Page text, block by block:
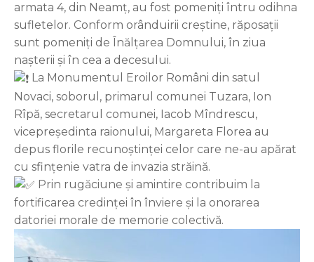
armata 4, din Neamț, au fost pomeniți întru odihna
sufletelor. Conform orânduirii creștine, răposații
sunt pomeniți de Înălțarea Domnului, în ziua
nașterii și în cea a decesului.
La Monumentul Eroilor Români din satul
Novaci, soborul, primarul comunei Tuzara, Ion
Rîpă, secretarul comunei, Iacob Mîndrescu,
vicepreședinta raionului, Margareta Florea au
depus florile recunoștinței celor care ne-au apărat
cu sfințenie vatra de invazia străină.
Prin rugăciune și amintire contribuim la
fortificarea credinței în înviere și la onorarea
datoriei morale de memorie colectivă.